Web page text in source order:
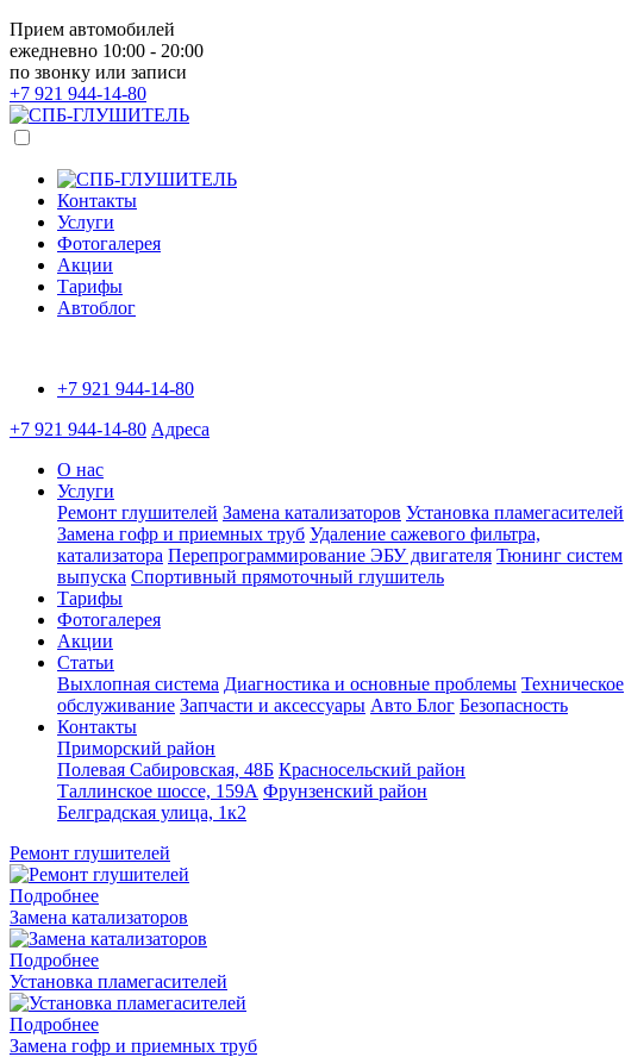
Прием автомобилей
ежедневно 10:00 - 20:00
по звонку или записи
+7 921 944-14-80
Контакты
Услуги
Фотогалерея
Акции
Тарифы
Автоблог
+7 921 944-14-80
+7 921 944-14-80 Адреса
О нас
Услуги
Ремонт глушителей Замена катализаторов Установка пламегасителей
Замена гофр и приемных труб Удаление сажевого фильтра,
катализатора Перепрограммирование ЭБУ двигателя Тюнинг систем
выпуска Спортивный прямоточный глушитель
Тарифы
Фотогалерея
Акции
Статьи
Выхлопная система Диагностика и основные проблемы Техническое
обслуживание Запчасти и аксессуары Авто Блог Безопасность
Контакты
Приморский район
Полевая Сабировская, 48Б Красносельский район
Таллинское шоссе, 159А Фрунзенский район
Белградская улица, 1к2
Ремонт глушителей
Подробнее
Замена катализаторов
Подробнее
Установка пламегасителей
Подробнее
Замена гофр и приемных труб